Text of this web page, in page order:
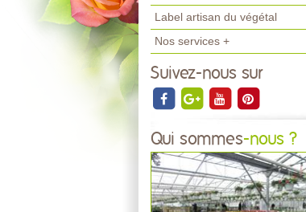
Label artisan du végétal
Nos services +
Suivez-nous sur
Qui sommes-nous ?